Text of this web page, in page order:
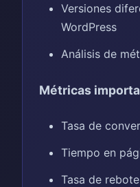
Versiones
WordPress
Análisis de
Métricas
Tasa de
Tiempo en
Tasa de rebote